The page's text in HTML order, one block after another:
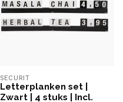
SECURIT
Letterplanken set |
Zwart | 4 stuks | Incl.